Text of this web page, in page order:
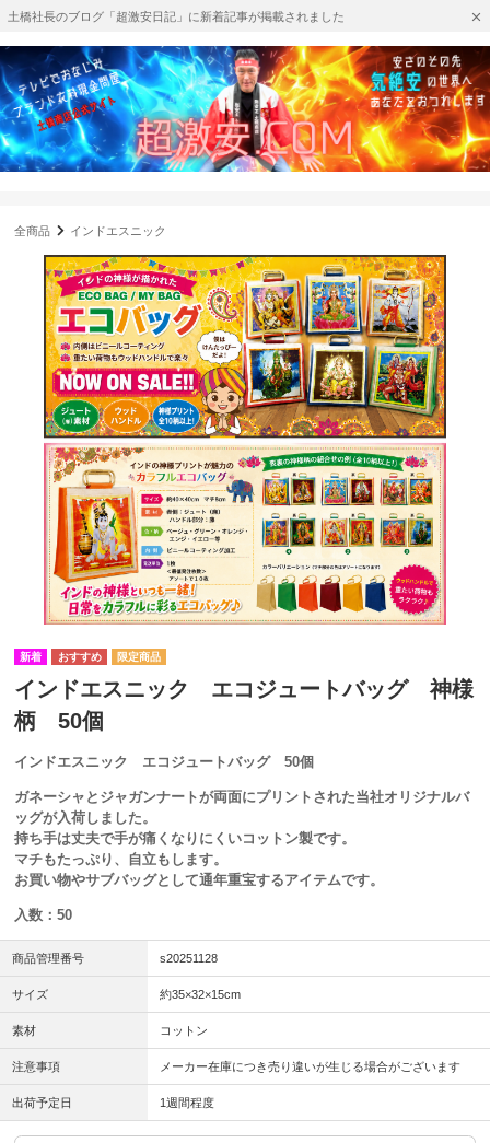
土橋社長のブログ「超激安日記」に新着記事が掲載されました
全商品 インドエスニック
インドエスニック エコジュートバッグ 神様
柄 50個
インドエスニック エコジュートバッグ 50個
ガネーシャとジャガンナートが両面にプリントされた当社オリジナルバ
ッグが入荷しました。
持ち手は丈夫で手が痛くなりにくいコットン製です。
マチもたっぷり、自立もします。
お買い物やサブバッグとして通年重宝するアイテムです。
入数：50
商品管理番号 s20251128
サイズ 約35×32×15cm
素材 コットン
注意事項 メーカー在庫につき売り違いが生じる場合がございます
出荷予定日 1週間程度